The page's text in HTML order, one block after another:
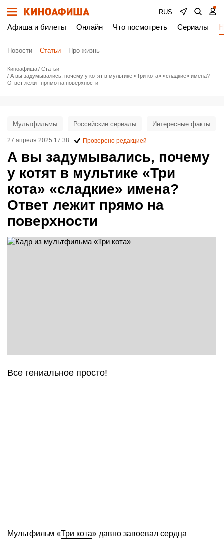
RUS
Афиша и билеты Онлайн Что посмотреть Сериалы
Новости Статьи Про жизнь
Киноафиша
Статьи
А вы задумывались, почему у котят в мультике «Три кота» «сладкие» имена?
Ответ лежит прямо на поверхности
А вы задумывались, почему
у котят в мультике «Три
кота» «сладкие» имена?
Ответ лежит прямо на
поверхности
Мультфильмы Российские сериалы Интересные факты
27 апреля 2025 17:38 Проверено редакцией
Все гениальное просто!
Мультфильм «Три кота» давно завоевал сердца